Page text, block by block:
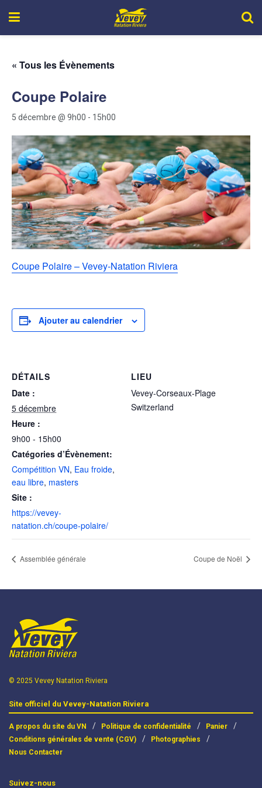
« Tous les Évènements
Coupe Polaire
5 décembre @ 9h00 - 15h00
Coupe Polaire – Vevey-Natation Riviera
Ajouter au calendrier
DÉTAILS
Date :
5 décembre
Heure :
9h00 - 15h00
Catégories d’Évènement:
Compétition VN, Eau froide,
eau libre, masters
Site :
https://vevey-
natation.ch/coupe-polaire/
LIEU
Vevey-Corseaux-Plage
Switzerland
Assemblée générale Coupe de Noël
© 2025 Vevey Natation Riviera
Site officiel du Vevey-Natation Riviera
A propos du site du VN Politique de confidentialité
Panier
Conditions générales de vente (CGV)
Photographies
Nous Contacter
Suivez-nous